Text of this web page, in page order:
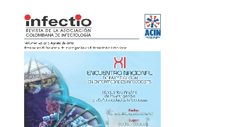
Barra
lateral
del
artículo